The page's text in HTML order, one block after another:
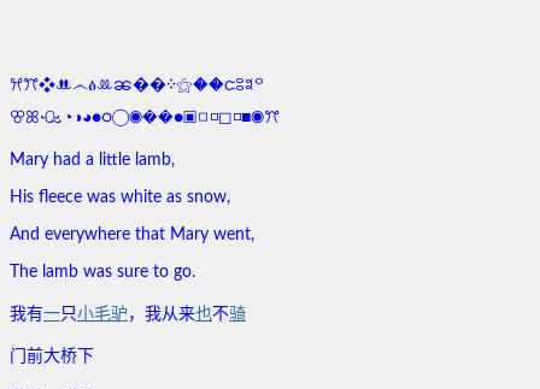
ꕮꔫ❖ꔚ෴ፅꔛၼ��᠅⚝��ꮸꈯ꒺꒪
ꕢꕤꘐ ◔◑◕●○◯◉��●▣◻◽◻◽■◉ꔫ
Mary had a little lamb,
His fleece was white as snow,
And everywhere that Mary went,
The lamb was sure to go.
我有一只小毛驴 ，我从来也不骑
门前大桥下